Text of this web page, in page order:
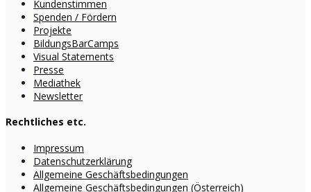
Kundenstimmen
Spenden / Fördern
Projekte
BildungsBarCamps
Visual Statements
Presse
Mediathek
Newsletter
Rechtliches etc.
Impressum
Datenschutzerklärung
Allgemeine Geschäftsbedingungen
Allgemeine Geschäftsbedingungen (Österreich)